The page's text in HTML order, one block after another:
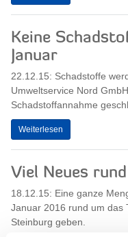
Keine
Januar
22.12.15: Schadstoffe
Umweltservice Nord
Schadstoffannahme
Weiterlesen
Viel Neues
18.12.15: Eine ganze
Januar 2016 rund um das
Steinburg geben.